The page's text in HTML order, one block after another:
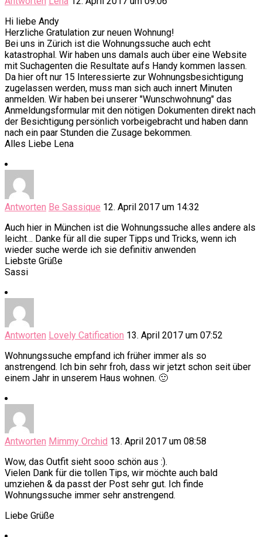
Hi liebe Andy
Herzliche Gratulation zur neuen Wohnung!
Bei uns in Zürich ist die Wohnungssuche auch echt
katastrophal. Wir haben uns damals auch über eine Website
mit Suchagenten die Resultate aufs Handy kommen lassen.
Da hier oft nur 15 Interessierte zur Wohnungsbesichtigung
zugelassen werden, muss man sich auch innert Minuten
anmelden. Wir haben bei unserer "Wunschwohnung" das
Anmeldungsformular mit den nötigen Dokumenten direkt nach
der Besichtigung persönlich vorbeigebracht und haben dann
nach ein paar Stunden die Zusage bekommen.
Alles Liebe Lena
Antworten Be Sassique 12. April 2017 um 14:32
Auch hier in München ist die Wohnungssuche alles andere als
leicht… Danke für all die super Tipps und Tricks, wenn ich
wieder suche werde ich sie definitiv anwenden
Liebste Grüße
Sassi
Antworten Lovely Catification 13. April 2017 um 07:52
Wohnungssuche empfand ich früher immer als so
anstrengend. Ich bin sehr froh, dass wir jetzt schon seit über
einem Jahr in unserem Haus wohnen. 🙂
Antworten Mimmy Orchid 13. April 2017 um 08:58
Wow, das Outfit sieht sooo schön aus :).
Vielen Dank für die tollen Tips, wir möchte auch bald
umziehen & da passt der Post sehr gut. Ich finde
Wohnungssuche immer sehr anstrengend.
Liebe Grüße